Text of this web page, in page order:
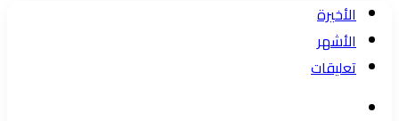
الأخيرة
الأشهر
تعليقات